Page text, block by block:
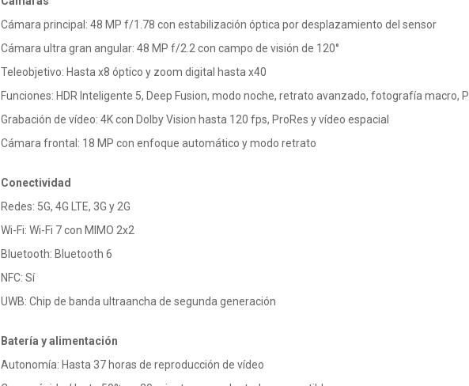
Cámara principal: 48 MP f/1.78 con estabilización óptica por desplazamiento del sensor
Cámara ultra gran angular: 48 MP f/2.2 con campo de visión de 120°
Teleobjetivo: Hasta x8 óptico y zoom digital hasta x40
Funciones: HDR Inteligente 5, Deep Fusion, modo noche, retrato avanzado, fotografía macro,
Grabación de vídeo: 4K con Dolby Vision hasta 120 fps, ProRes y vídeo espacial
Cámara frontal: 18 MP con enfoque automático y modo retrato
Conectividad
Redes: 5G, 4G LTE, 3G y 2G
Wi-Fi: Wi-Fi 7 con MIMO 2x2
Bluetooth: Bluetooth 6
NFC: Sí
UWB: Chip de banda ultraancha de segunda generación
Batería y alimentación
Autonomía: Hasta 37 horas de reproducción de vídeo